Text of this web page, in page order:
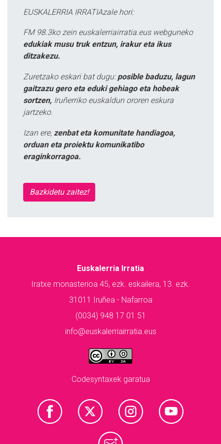
EUSKALERRIA IRRATIAzale hori:
FM 98.3ko zein euskalerriairratia.eus webguneko
edukiak musu truk entzun, irakur eta ikus
ditzakezu.
Zuretzako eskari bat dugu: posible baduzu, lagun
gaitzazu gero eta eduki gehiago eta hobeak
sortzen, Iruñerriko euskaldun ororen eskura
jartzeko.
Izan ere, zenbat eta komunitate handiagoa,
orduan eta proiektu komunikatibo
eraginkorragoa.
Bazkidetu zaitez!
Euskalerria Irratia
Iratxe monasterioa 45, ezk. eskailera, 13. ezk.
31011 Iruñea - Nafarroa
(0034) 948 17 01 51
info@euskalerriairratia.eus
Codesyntaxek garatua